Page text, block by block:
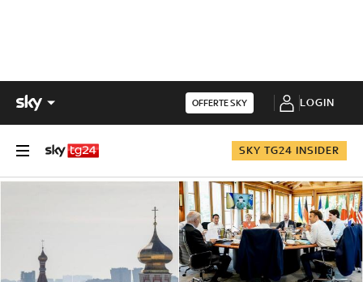
OFFERTE SKY LOGIN
SKY TG24 INSIDER